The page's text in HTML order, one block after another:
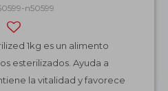
n50599
1kg es un alimento
esterilizados. Ayuda a
la vitalidad y favorece